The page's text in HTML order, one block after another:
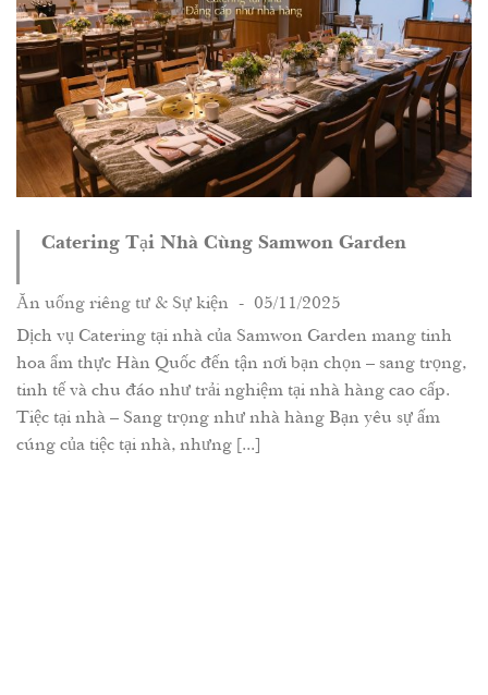
Catering Tại Nhà Cùng Samwon Garden
Ăn uống riêng tư & Sự kiện - 05/11/2025
Dịch vụ Catering tại nhà của Samwon Garden mang tinh
hoa ẩm thực Hàn Quốc đến tận nơi bạn chọn – sang trọng,
tinh tế và chu đáo như trải nghiệm tại nhà hàng cao cấp.
Tiệc tại nhà – Sang trọng như nhà hàng Bạn yêu sự ấm
cúng của tiệc tại nhà, nhưng [...]